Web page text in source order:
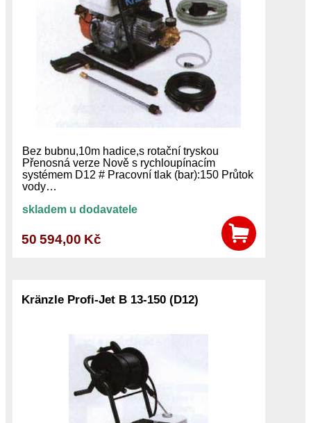
Bez bubnu,10m hadice,s rotační tryskou
Přenosná verze Nově s rychloupínacím
systémem D12 # Pracovní tlak (bar):150 Průtok
vody…
skladem u dodavatele
50 594,00 Kč
Kränzle Profi-Jet B 13-150 (D12)